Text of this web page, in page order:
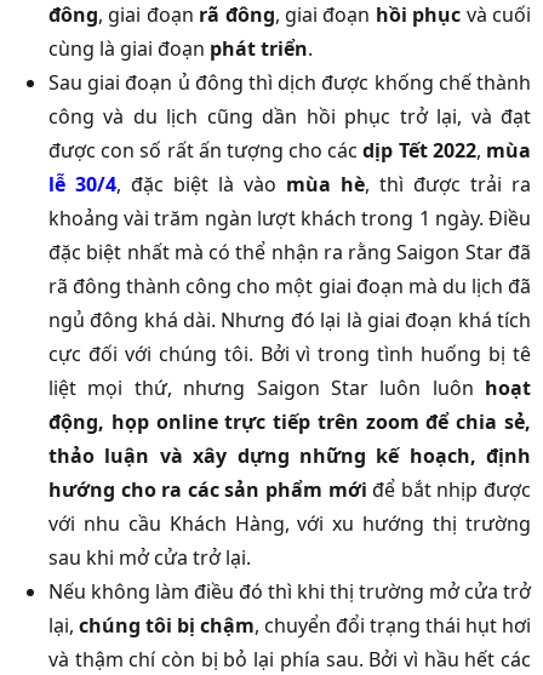
đông, giai đoạn rã đông, giai đoạn hồi phục và cuối
cùng là giai đoạn phát triển.
Sau giai đoạn ủ đông thì dịch được khống chế thành
công và du lịch cũng dần hồi phục trở lại, và đạt
được con số rất ấn tượng cho cácdịp Tết 2022, mùa
lễ 30/4, đặc biệt là vào mùa hè, thì được trải ra
khoảng vài trăm ngàn lượt khách trong 1 ngày. Điều
đặc biệt nhất mà có thể nhận ra rằng Saigon Star đã
rã đông thành công cho một giai đoạn mà du lịch đã
ngủ đông khá dài. Nhưng đó lại là giai đoạn khá tích
cực đối với chúng tôi. Bởi vì trong tình huống bị tê
liệt mọi thứ, nhưng Saigon Star luôn luôn hoạt
động, họp online trực tiếp trên zoom để chia sẻ,
thảo luận và xây dựng những kế hoạch, định
hướng cho ra các sản phẩm mới để bắt nhịp được
với nhu cầu Khách Hàng, với xu hướng thị trường
sau khi mở cửa trở lại.
Nếu không làm điều đó thì khi thị trường mở cửa trở
lại, chúng tôi bị chậm, chuyển đổi trạng thái hụt hơi
và thậm chí còn bị bỏ lại phía sau. Bởi vì hầu hết các